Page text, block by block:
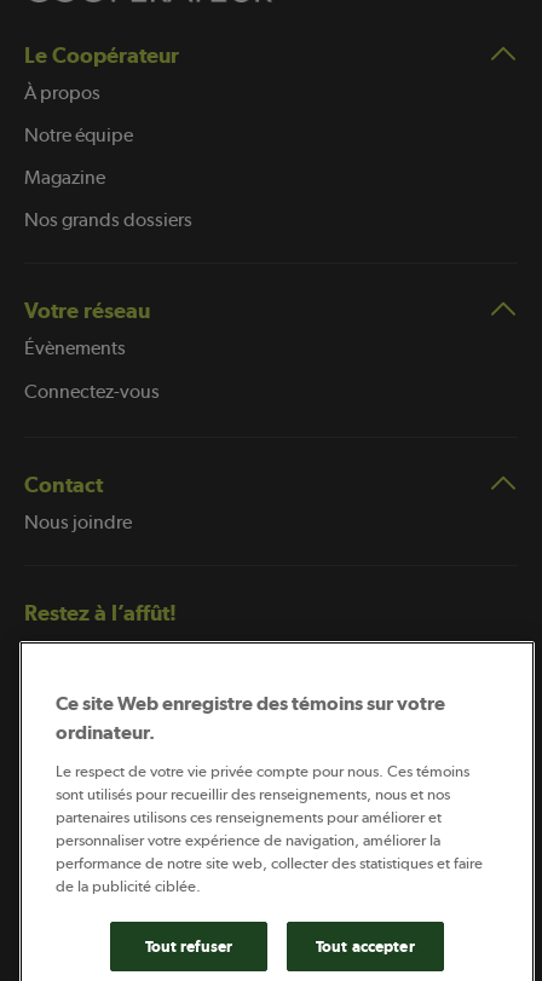
Le Coopérateur
À propos
Notre équipe
Magazine
Nos grands dossiers
Votre réseau
Évènements
Connectez-vous
Contact
Nous joindre
Restez à l’affût!
Abonnement à l’infolettre
Coopérateur est publié par Sollio Groupe Coopératif.
Il est l’outil d’information de la coopération agricole
Ce site Web enregistre des témoins sur votre
ordinateur.
Le respect de votre vie privée compte pour nous. Ces témoins
sont utilisés pour recueillir des renseignements, nous et nos
partenaires utilisons ces renseignements pour améliorer et
personnaliser votre expérience de navigation, améliorer la
performance de notre site web, collecter des statistiques et faire
de la publicité ciblée.
Tout refuser Tout accepter